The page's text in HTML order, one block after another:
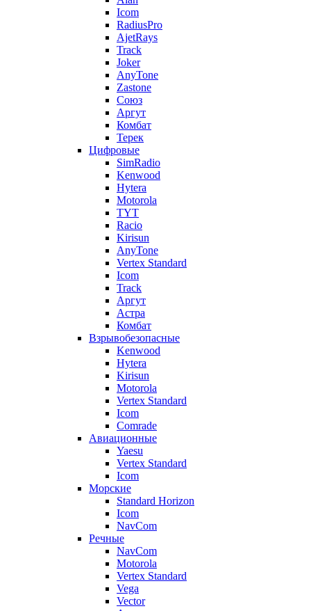
Icom
RadiusPro
AjetRays
Track
Joker
AnyTone
Zastone
Союз
Аргут
Комбат
Терек
Цифровые
SimRadio
Kenwood
Hytera
Motorola
TYT
Racio
Kirisun
AnyTone
Vertex Standard
Icom
Track
Аргут
Астра
Комбат
Взрывобезопасные
Kenwood
Hytera
Kirisun
Motorola
Vertex Standard
Icom
Comrade
Авиационные
Yaesu
Vertex Standard
Icom
Морские
Standard Horizon
Icom
NavCom
Речные
NavCom
Motorola
Vertex Standard
Vega
Vector